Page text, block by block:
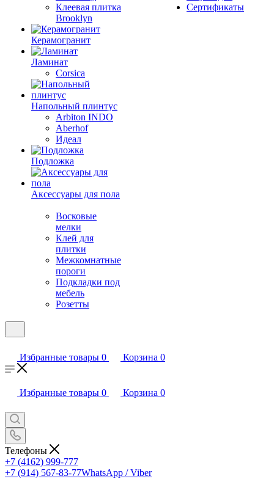
Клеевая плитка
Brooklyn
Керамогранит
Ламинат
Corsica
Напольный плинтус
Arbiton INDO
Aberhof
Идеал
Подложка
Аксессуары для пола
Восковые
мелки
Клей для
плитки
Межкомнатные
пороги
Подкладки под
мебель
Розетты
Сертификаты
Избранные товары 0 Корзина 0
Избранные товары 0 Корзина 0
Телефоны
+7 (4162) 999-777
+7 (914) 567-83-77WhatsApp / Viber